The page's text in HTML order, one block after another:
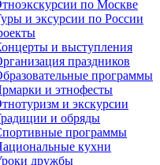
по Москве
и эксурсии по России
и выступления
праздников
программы
и этнофесты
и экскурсии
и обряды
программы
кухни
дружбы